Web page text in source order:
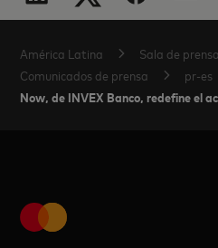
América Latina
Sala de prensa
Comunicados de prensa
pr-es
Now, de INVEX Banco, redefine el